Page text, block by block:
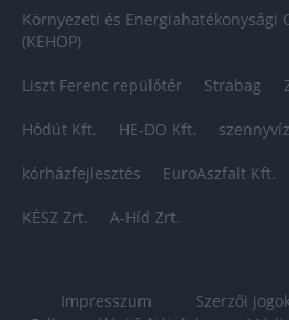
Környezeti és Energiahatékonysági
(KEHOP)
Liszt Ferenc repülőtér Strabag
Hódút Kft. HE-DO Kft. szennyvíz
kórházfejlesztés EuroAszfalt Kft.
KÉSZ Zrt. A-Híd Zrt.
Impresszum Szerzői